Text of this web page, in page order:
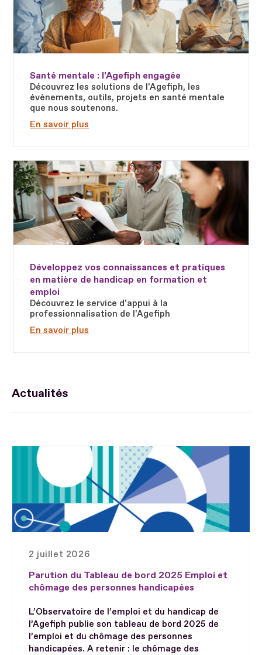
Santé mentale : l'Agefiph engagée
Découvrez les solutions de l'Agefiph, les
évènements, outils, projets en santé mentale
que nous soutenons.
En savoir plus
Développez vos connaissances et pratiques
en matière de handicap en formation et
emploi
Découvrez le service d'appui à la
professionnalisation de l'Agefiph
En savoir plus
Fichier
Actualités
2 juillet 2026
Parution du Tableau de bord 2025 Emploi et
chômage des personnes handicapées
L’Observatoire de l’emploi et du handicap de
l’Agefiph publie son tableau de bord 2025 de
l’emploi et du chômage des personnes
handicapées. A retenir : le chômage des